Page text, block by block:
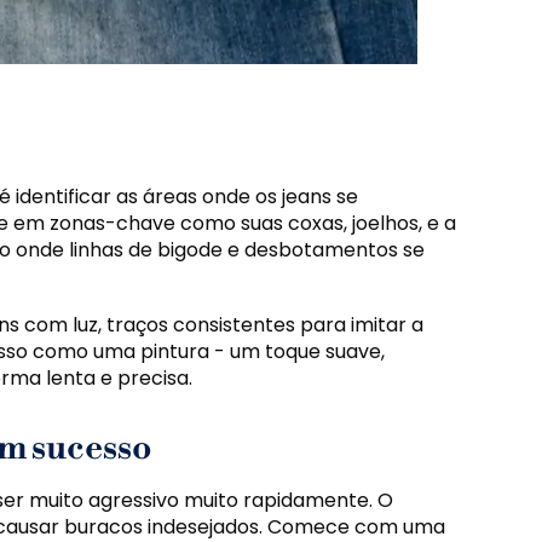
as áreas onde os jeans se
zonas-chave como suas coxas, joelhos, e a
onde linhas de bigode e desbotamentos se
com luz, traços consistentes para imitar a
como uma pintura - um toque suave,
lenta e precisa.
sucesso
muito agressivo muito rapidamente. O
buracos indesejados. Comece com uma